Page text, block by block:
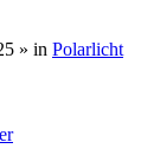
» in Polarlicht